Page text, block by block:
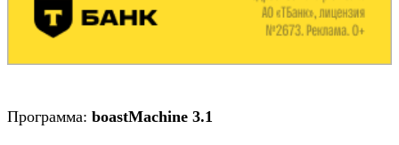
Программа: boastMachine 3.1